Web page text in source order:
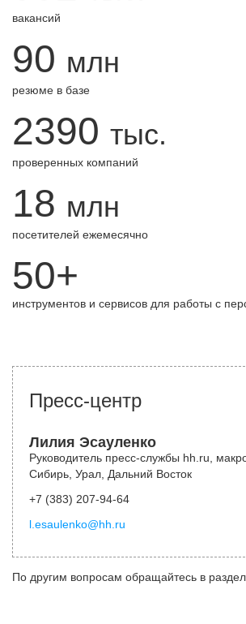
вакансий
90 млн
резюме в базе
2390 тыс.
проверенных компаний
18 млн
посетителей ежемесячно
50+
инструментов и сервисов для работы с
Пресс-центр
Лилия Эсауленко
Руководитель пресс-службы hh.ru,
Сибирь, Урал, Дальний Восток
+7 (383) 207-94-64
l.esaulenko@hh.ru
По другим вопросам обращайтесь в раздел